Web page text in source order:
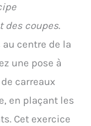
des coupes.
centre de la
une pose à
carreaux
en plaçant les
Cet exercice